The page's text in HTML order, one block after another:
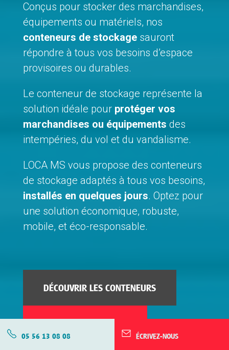
Conçus pour stocker des marchandises,
équipements ou matériels, nos
conteneurs de stockagesauront
répondre à tous vos besoins d’espace
provisoires ou durables.
Le conteneur de stockage représente la
solution idéale pour protéger vos
marchandises ou équipements des
intempéries, du vol et du vandalisme.
LOCA MS vous propose des conteneurs
de stockage adaptés à tous vos besoins,
installés en quelques jours. Optez pour
une solution économique, robuste,
mobile, et éco-responsable.
DÉCOUVRIR LES CONTENEURS
APPELEZ-NOUS ÉCRIVEZ-NOUS
05 56 13 08 08 ÉCRIVEZ-NOUS